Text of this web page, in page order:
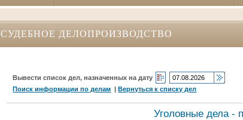
СУДЕБНОЕ ДЕЛОПРОИЗВОДСТВО
Вывести список дел, назначенных на дату
Поиск информации по делам |Вернуться к списку дел
Уголовные дела -